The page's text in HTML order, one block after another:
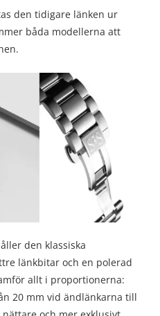
den tidigare länken ur
båda modellerna att
den klassiska
länkbitar och en polerad
allt i proportionerna:
20 mm vid ändlänkarna till